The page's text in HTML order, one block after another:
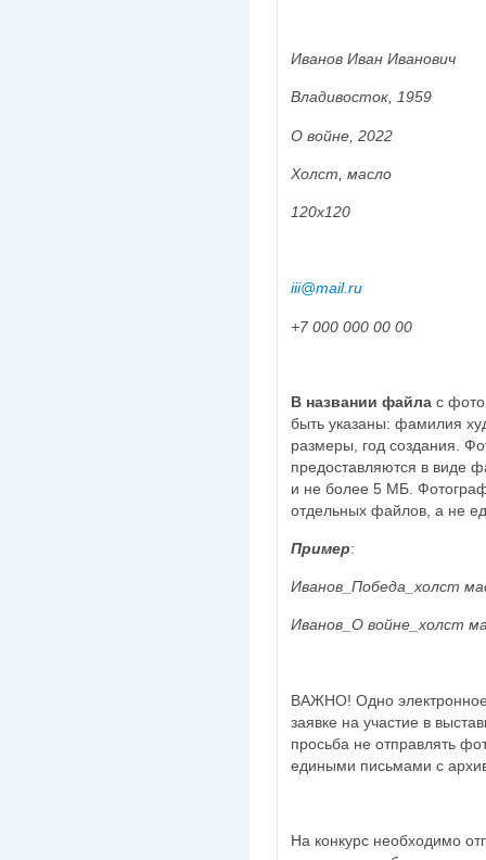
Иванов Иван Иванович
Владивосток, 1959
О войне, 2022
Холст, масло
120х120
iii@mail.ru
+7 000 000 00 00
В названии файла с
быть указаны: фамилия
размеры, год создания.
предоставляются в виде
и не более 5 МБ.
отдельных файлов, а не
Пример:
Иванов_Победа_холст
Иванов_О войне_холст
ВАЖНО! Одно электронное
заявке на участие в
просьба не отправлять
едиными письмами с
На конкурс необходимо